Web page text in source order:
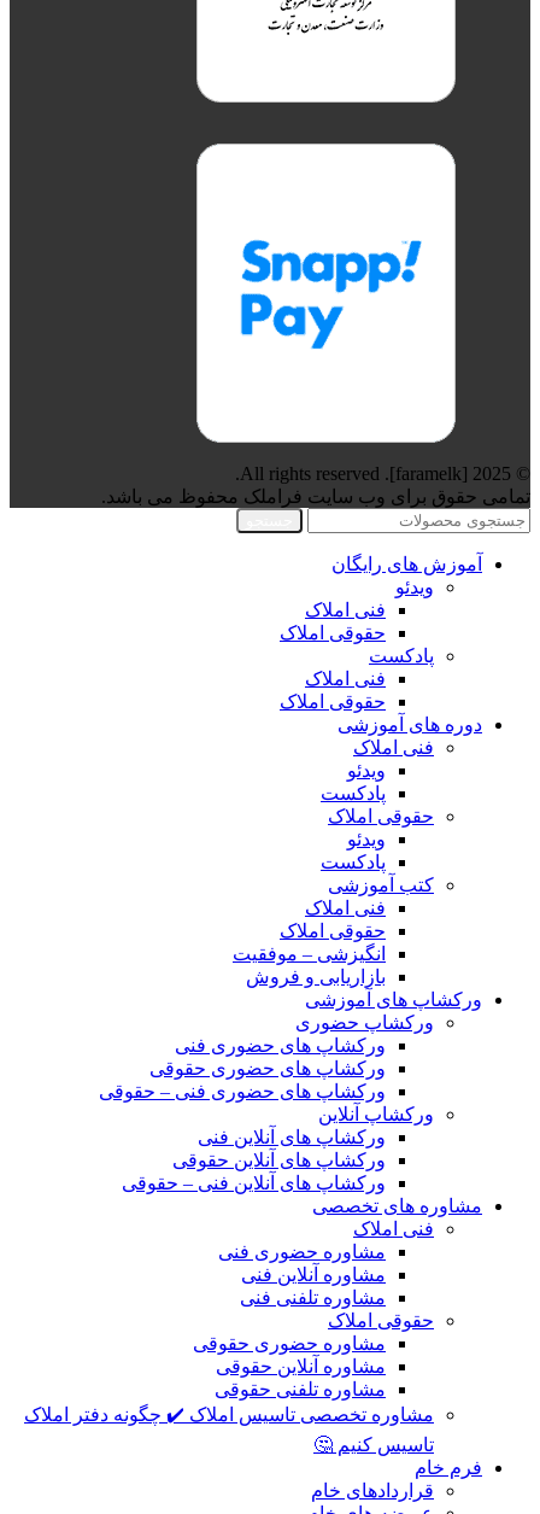
© 2025 [faramelk]. All rights reserved.
تمامی حقوق برای وب سایت فراملک محفوظ می باشد.
آموزش های رایگان
ویدئو
فنی املاک
حقوقی املاک
پادکست
فنی املاک
حقوقی املاک
دوره های آموزشی
فنی املاک
ویدئو
پادکست
حقوقی املاک
ویدئو
پادکست
کتب آموزشی
فنی املاک
حقوقی املاک
انگیزشی – موفقیت
بازاریابی و فروش
ورکشاپ های آموزشی
ورکشاپ حضوری
ورکشاپ های حضوری فنی
ورکشاپ های حضوری حقوقی
ورکشاپ های حضوری فنی – حقوقی
ورکشاپ آنلاین
ورکشاپ های آنلاین فنی
ورکشاپ های آنلاین حقوقی
ورکشاپ های آنلاین فنی – حقوقی
مشاوره های تخصصی
فنی املاک
مشاوره حضوری فنی
مشاوره آنلاین فنی
مشاوره تلفنی فنی
حقوقی املاک
مشاوره حضوری حقوقی
مشاوره آنلاین حقوقی
مشاوره تلفنی حقوقی
مشاوره تخصصی تاسیس املاک ✔️ چگونه دفتر املاک
تاسیس کنیم 🤔
فرم خام
قراردادهای خام